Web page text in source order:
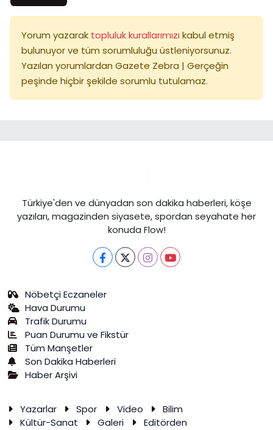
Yorum yazarak topluluk kurallarımızı kabul etmiş
bulunuyor ve tüm sorumluluğu üstleniyorsunuz.
Yazılan yorumlardan Gazete Zebra | Gerçeğin
peşinde hiçbir şekilde sorumlu tutulamaz.
Türkiye'den ve dünyadan son dakika haberleri, köşe
yazıları, magazinden siyasete, spordan seyahate her
konuda Flow!
Nöbetçi Eczaneler
Hava Durumu
Trafik Durumu
Puan Durumu ve Fikstür
Tüm Manşetler
Son Dakika Haberleri
Haber Arşivi
Yazarlar Spor Video
Bilim
Kültür-Sanat
Galeri
Editörden